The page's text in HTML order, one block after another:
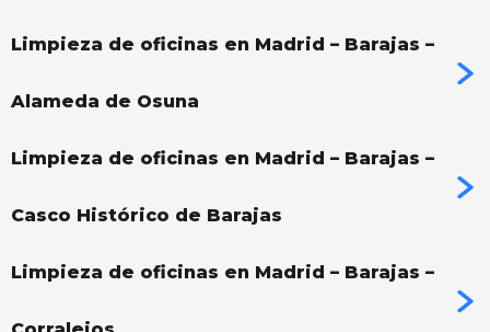
Limpieza de oficinas en Madrid – Barajas –
Alameda de Osuna
Limpieza de oficinas en Madrid – Barajas –
Casco Histórico de Barajas
Limpieza de oficinas en Madrid – Barajas –